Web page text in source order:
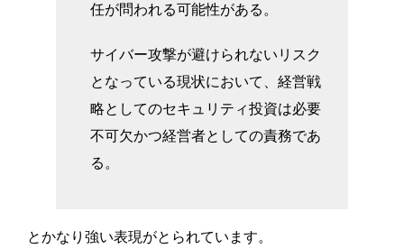
任が問われる可能性がある。
サイバー攻撃が避けられないリスク
となっている現状において、経営戦
略としてのセキュリティ投資は必要
不可欠かつ経営者としての責務であ
る。
とかなり強い表現がとられています。